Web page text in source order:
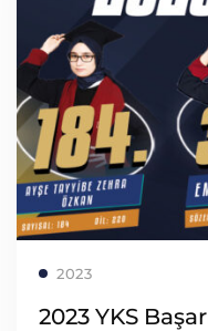
2023
2023 YKS